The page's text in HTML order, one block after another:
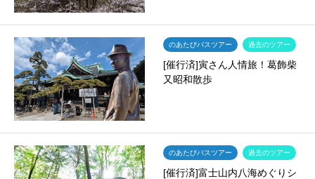
のあたびバスツアー 過去のツアー
[催行済]寅さん人情旅！葛飾柴
又昭和散歩
のあたびバスツアー 過去のツアー
[催行済]富士山内八海めぐりシ